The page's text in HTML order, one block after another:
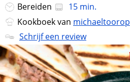
Bereiden
15 min.
Kookboek van michaeltoorop
Schrijf een review